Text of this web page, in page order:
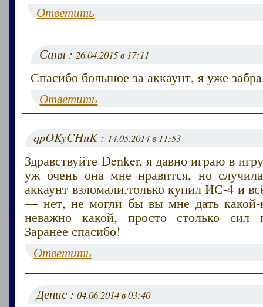
Ответить
Саня :26.04.2015 в 17:11
Спасибо большое за аккаунт, я уже
Ответить
qpOKyCHuK : 14.05.2014 в 11:53
Здравствуйте Denker, я давно играю в
уж очень она мне нравится, но
аккаунт взломали,только купил ИС-4 и
— нет, не могли бы вы мне дать какой-
неважно какой, просто столько сил
Заранее спасибо!
Ответить
Денис :04.06.2014 в 03:40